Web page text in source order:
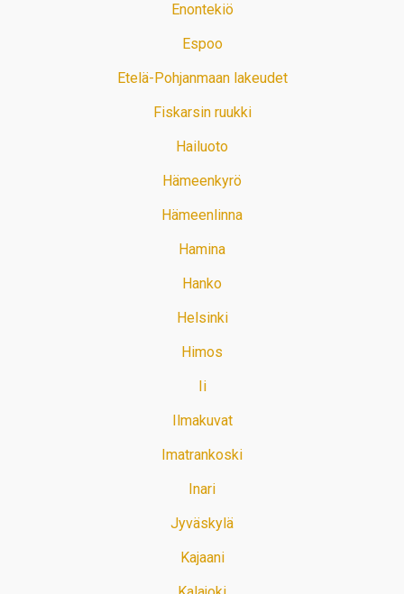
Enontekiö
Espoo
Etelä-Pohjanmaan lakeudet
Fiskarsin ruukki
Hailuoto
Hämeenkyrö
Hämeenlinna
Hamina
Hanko
Helsinki
Himos
Ii
Ilmakuvat
Imatrankoski
Inari
Jyväskylä
Kajaani